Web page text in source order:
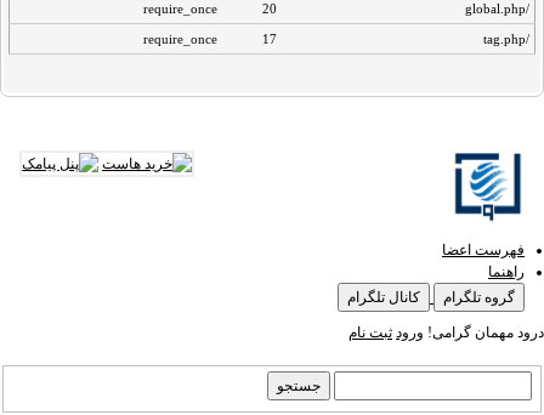
/global.php
20
require_once
/tag.php
17
require_once
فهرست اعضا
راهنما
گروه تلگرام
کانال تلگرام
درود مهمان گرامی! ورود ثبت نام